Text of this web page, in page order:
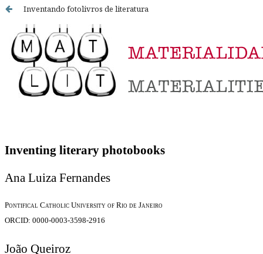
Inventando fotolivros de literatura